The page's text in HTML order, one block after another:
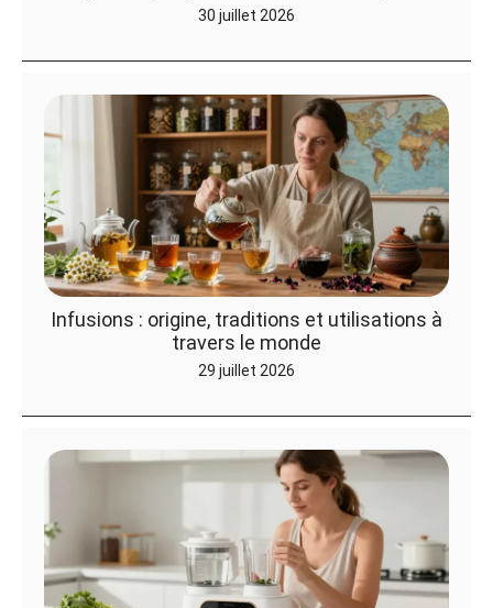
30 juillet 2026
Infusions : origine, traditions et utilisations à
travers le monde
29 juillet 2026